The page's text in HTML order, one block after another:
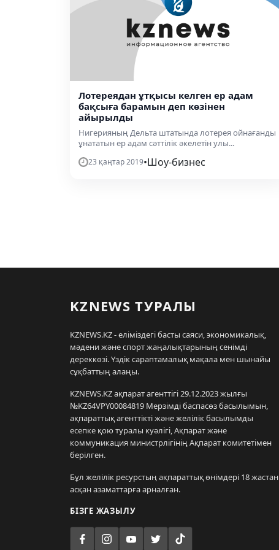
Лотереядан ұтқысы келген ер адам
бақсыға барамын деп көзінен
айырылды
Нигерияның Дельта штатында лотерея ойнағанды
ұнататын ер адам сәттілік әкелетін улы...
23 қаңтар 2019•Шоу-бизнес
KZNEWS ТУРАЛЫ
KZNEWS.KZ - еліміздегі басты саяси, экономикалық,
мәдени және спорт жаңалықтарының сенімді
дереккөзі. Үздік сараптамалық мақала мен шынайы
сұқбаттың алаңы.
KZNEWS.KZ ақпарат агенттігі 29.12.2023 жылғы
№KZ64VPY00084819 Мерзімді баспасөз басылымын,
ақпараттық агенттікті және желілік басылымды
есепке қою туралы куәлігі, Ақпарат және
коммуникация министрлігінің Ақпарат комитетімен
берілген.
Бұл желілік ресурстың ақпараттық өнімдері 18 жастан
асқан азаматтарға арналған.
БІЗГЕ ЖАЗЫЛУ